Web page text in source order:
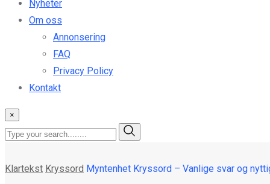
Nyheter
Om oss
Annonsering
FAQ
Privacy Policy
Kontakt
×
Klartekst Kryssord Myntenhet Kryssord – Vanlige svar og